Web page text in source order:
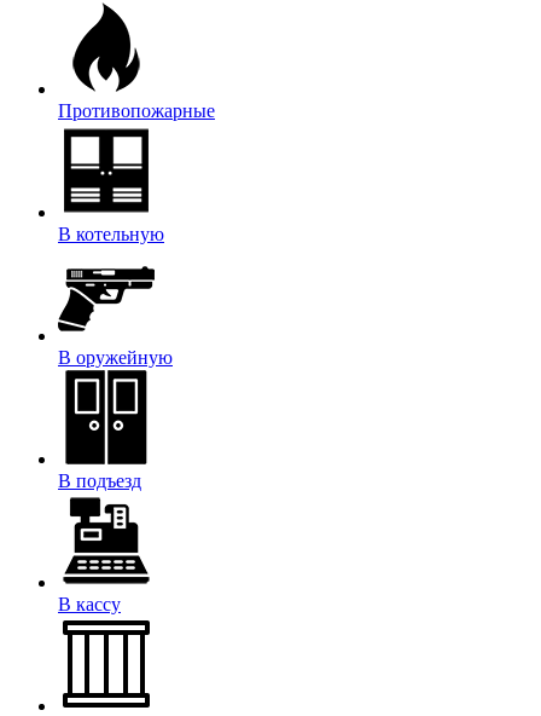
Противопожарные
В котельную
В оружейную
В подъезд
В кассу